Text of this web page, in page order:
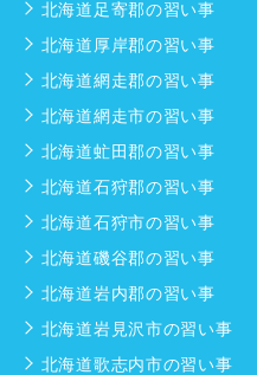
北海道足寄郡の習い事
北海道厚岸郡の習い事
北海道網走郡の習い事
北海道網走市の習い事
北海道虻田郡の習い事
北海道石狩郡の習い事
北海道石狩市の習い事
北海道磯谷郡の習い事
北海道岩内郡の習い事
北海道岩見沢市の習い事
北海道歌志内市の習い事